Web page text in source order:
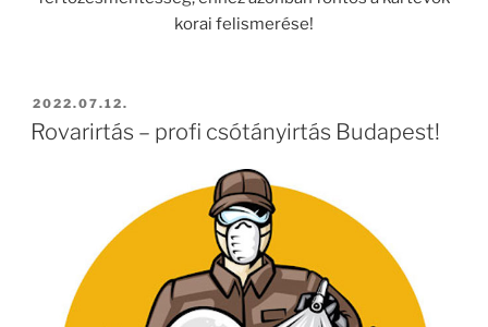
korai felismerése!
BEKÜLDVE:
2022.07.12.
Rovarirtás – profi csótányirtás Budapest!